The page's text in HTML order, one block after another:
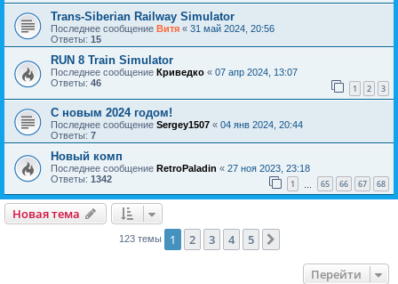
Trans-Siberian Railway Simulator
Последнее сообщение Витя « 31 май 2024, 20:56
Ответы: 15
RUN 8 Train Simulator
Последнее сообщение Криведко « 07 апр 2024, 13:07
Ответы: 46 1 2 3
С новым 2024 годом!
Последнее сообщение Sergey1507 « 04 янв 2024, 20:44
Ответы: 7
Новый комп
Последнее сообщение RetroPaladin « 27 ноя 2023, 23:18
Ответы: 1342 1 65 66 67 68
Новая тема
123 темы 1 2 3 4 5
Перейти